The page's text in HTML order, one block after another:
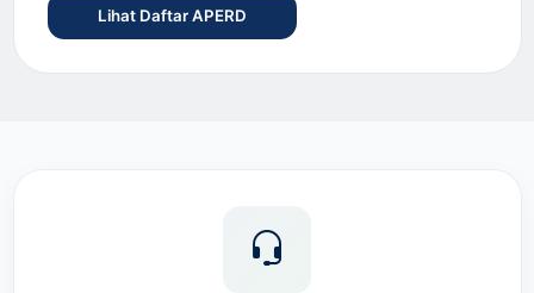
Lihat Daftar APERD